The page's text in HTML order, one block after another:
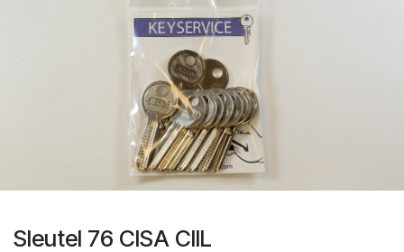
Sleutel 76 CISA CIIL